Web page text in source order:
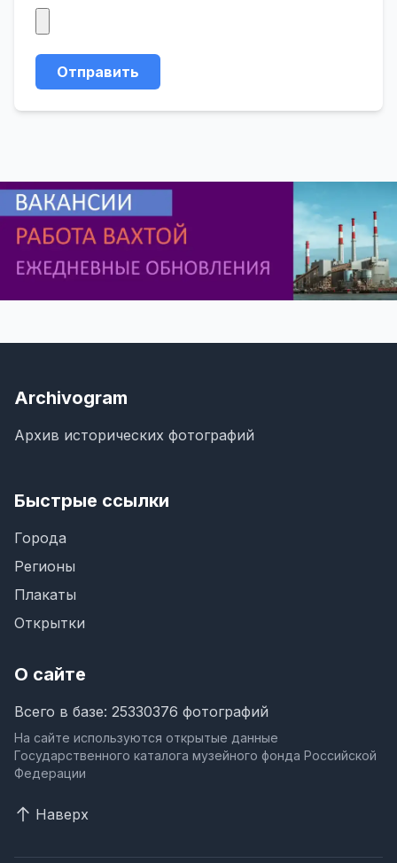
Отправить
Archivogram
Архив исторических фотографий
Быстрые ссылки
Города
Регионы
Плакаты
Открытки
О сайте
Всего в базе: 25330376 фотографий
На сайте используются открытые данные
Государственного каталога музейного фонда Российской
Федерации
Наверх